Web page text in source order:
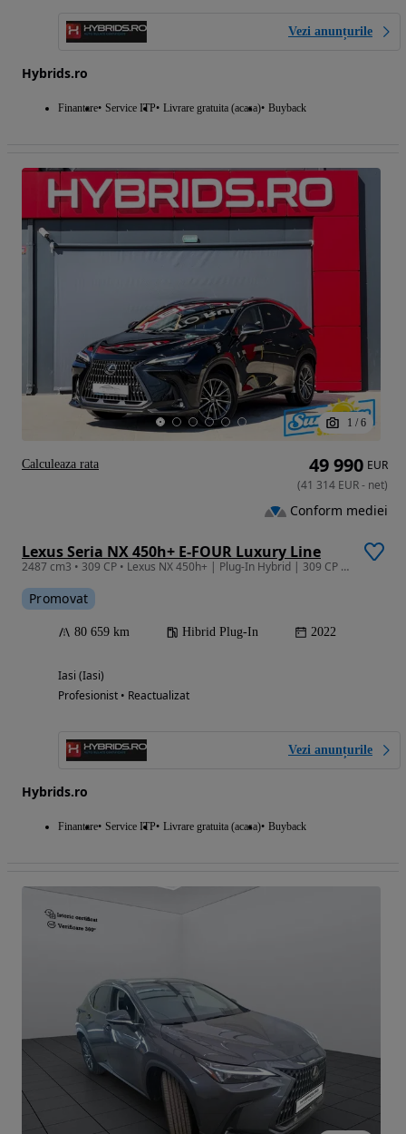
Vezi anunțurile
Hybrids.ro
Finantare Service ITP Livrare gratuita (acasa) Buyback
1 / 6
Lexus Seria NX 450h+ E-FOUR Luxury Line
2487 cm3 • 309 CP • Lexus NX 450h+ | Plug-In Hybrid | 309 CP | 4x4 | Garantie | Leasing |
Promovat
80 659 km Hibrid Plug-In 2022
Iasi (Iasi)
Profesionist • Reactualizat
Vezi anunțurile
Hybrids.ro
Finantare Service ITP Livrare gratuita (acasa) Buyback
49 990 EUR
(41 314 EUR- net)
Conform mediei
Calculeaza rata